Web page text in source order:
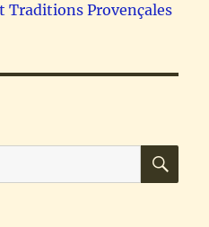
Traditions Provençales